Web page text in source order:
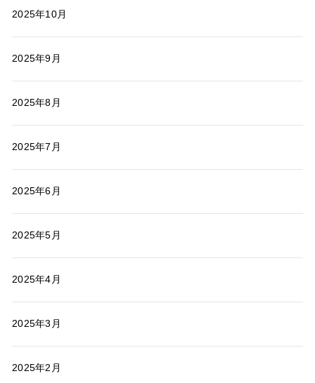
2025年10月
2025年9月
2025年8月
2025年7月
2025年6月
2025年5月
2025年4月
2025年3月
2025年2月